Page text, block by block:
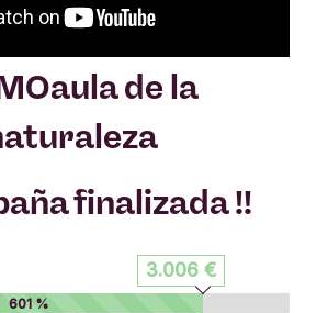
de la
finalizada !!
3.006 €
601 %